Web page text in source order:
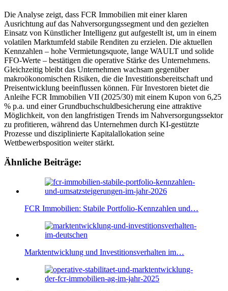
Die Analyse zeigt, dass FCR Immobilien mit einer klaren
Ausrichtung auf das Nahversorgungssegment und den gezielten
Einsatz von Künstlicher Intelligenz gut aufgestellt ist, um in einem
volatilen Marktumfeld stabile Renditen zu erzielen. Die aktuellen
Kennzahlen – hohe Vermietungsquote, lange WAULT und solide
FFO-Werte – bestätigen die operative Stärke des Unternehmens.
Gleichzeitig bleibt das Unternehmen wachsam gegenüber
makroökonomischen Risiken, die die Investitionsbereitschaft und
Preisentwicklung beeinflussen können. Für Investoren bietet die
Anleihe FCR Immobilien VII (2025/30) mit einem Kupon von 6,25
% p.a. und einer Grundbuchschuldbesicherung eine attraktive
Möglichkeit, von den langfristigen Trends im Nahversorgungssektor
zu profitieren, während das Unternehmen durch KI-gestützte
Prozesse und disziplinierte Kapitalallokation seine
Wettbewerbsposition weiter stärkt.
Ähnliche Beiträge:
FCR Immobilien: Stabile Portfolio-Kennzahlen und…
Marktentwicklung und Investitionsverhalten im…